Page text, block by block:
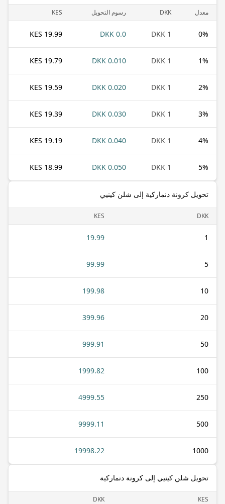
معدل DKK رسوم التحويل KES
0%
1 DKK
0.0 DKK
19.99 KES
1%
1 DKK
0.010 DKK
19.79 KES
2%
1 DKK
0.020 DKK
19.59 KES
3%
1 DKK
0.030 DKK
19.39 KES
4%
1 DKK
0.040 DKK
19.19 KES
5%
1 DKK
0.050 DKK
18.99 KES
تحويل كرونة دنماركية إلى شلن كينيي
DKK
KES
1
19.99
5
99.99
10
199.98
20
399.96
50
999.91
100
1999.82
250
4999.55
500
9999.11
1000
19998.22
تحويل شلن كينيي إلى كرونة دنماركية
KES
DKK